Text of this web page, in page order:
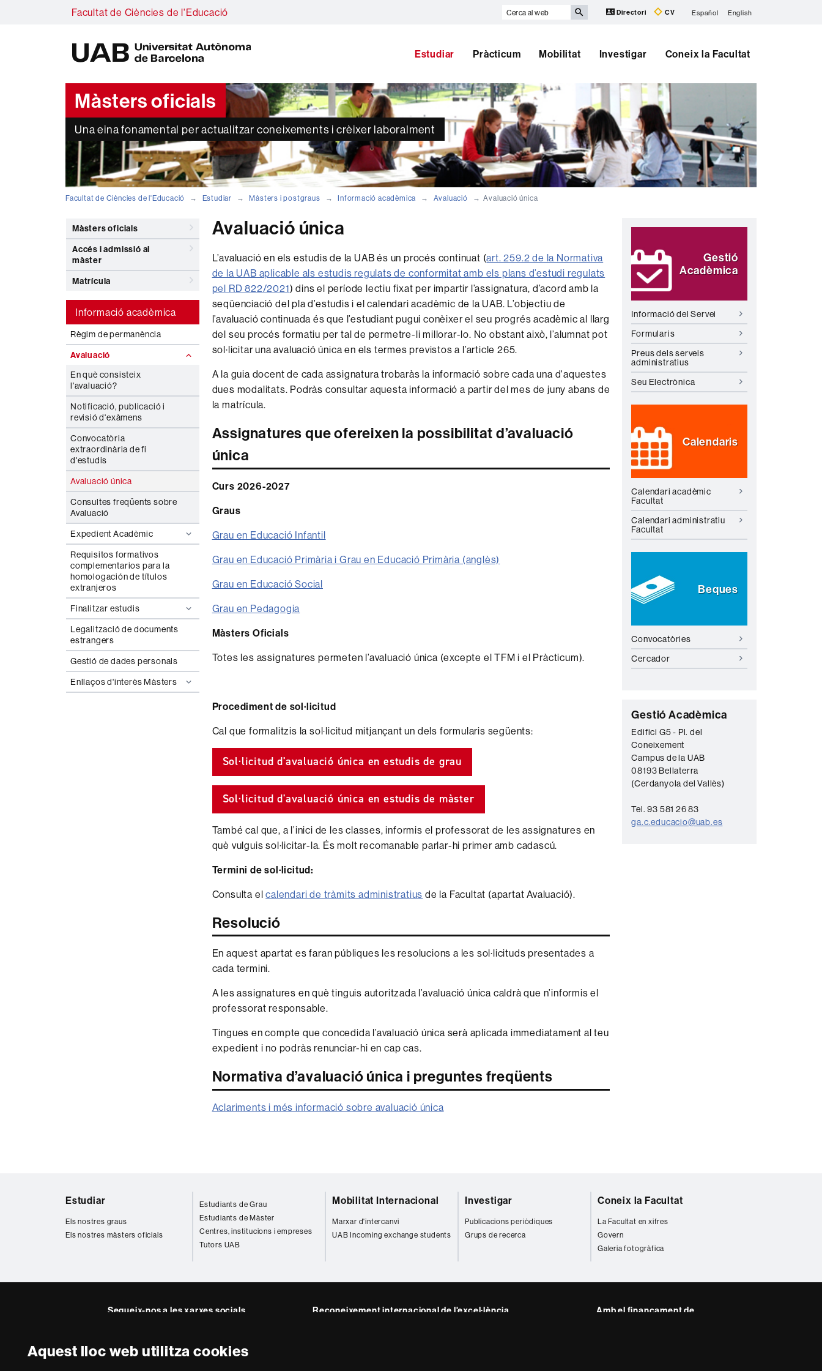
Aquest lloc web utilitza cookies
Facultat de Ciències de l'Educació
Cerca
Directori CV Español English
A
Estudiar Pràcticum Mobilitat Investigar Coneix la Facultat
Màsters oficials
Una eina fonamental per actualitzar coneixements i crèixer laboralment
Facultat de Ciències de l'Educació Estudiar Màsters i postgraus Informació acadèmica Avaluació Avaluació única
Màsters oficials
Accés i admissió al
màster
Matrícula
Informació acadèmica
Règim de permanència
Avaluació
En què consisteix
l'avaluació?
Notificació, publicació i
revisió d'exàmens
Convocatòria
extraordinària de fi
d'estudis
Avaluació única
Consultes freqüents sobre
Avaluació
Expedient Acadèmic
Requisitos formativos
complementarios para la
homologación de títulos
extranjeros
Finalitzar estudis
Legalització de documents
estrangers
Gestió de dades personals
Enllaços d'interès Màsters
Avaluació única
L’avaluació en els estudis de la UAB és un procés continuat (art. 259.2 de la Normativa
de la UAB aplicable als estudis regulats de conformitat amb els plans d’estudi regulats
pel RD 822/2021) dins el període lectiu fixat per impartir l’assignatura, d’acord amb la
seqüenciació del pla d’estudis i el calendari acadèmic de la UAB. L’objectiu de
l’avaluació continuada és que l’estudiant pugui conèixer el seu progrés acadèmic al llarg
del seu procés formatiu per tal de permetre-li millorar-lo. No obstant això, l’alumnat pot
sol·licitar una avaluació única en els termes previstos a l’article 265.
A la guia docent de cada assignatura trobaràs la informació sobre cada una d'aquestes
dues modalitats. Podràs consultar aquesta informació a partir del mes de juny abans de
la matrícula.
Assignatures que ofereixen la possibilitat d’avaluació
única
Curs 2026-2027
Graus
Grau en Educació Infantil
Grau en Educació Primària i Grau en Educació Primària (anglès)
Grau en Educació Social
Grau en Pedagogia
Màsters Oficials
Totes les assignatures permeten l’avaluació única (excepte el TFM i el Pràcticum).
Procediment de sol·licitud
Cal que formalitzis la sol·licitud mitjançant un dels formularis següents:
Sol·licitud d'avaluació única en estudis de grau
Sol·licitud d'avaluació única en estudis de màster
També cal que, a l’inici de les classes, informis el professorat de les assignatures en
què vulguis sol·licitar-la. És molt recomanable parlar-hi primer amb cadascú.
Termini de sol·licitud:
Consulta elcalendari de tràmits administratius de la Facultat (apartat Avaluació).
Resolució
En aquest apartat es faran públiques les resolucions a les sol·licituds presentades a
cada termini.
A les assignatures en què tinguis autoritzada l’avaluació única caldrà que n’informis el
professorat responsable.
Tingues en compte que concedida l’avaluació única serà aplicada immediatament al teu
expedient i no podràs renunciar-hi en cap cas.
Normativa d’avaluació única i preguntes freqüents
Aclariments i més informació sobre avaluació única
Informació
complementària
Destaquem
Gestió
Acadèmica
Informació del Servei
Formularis
Preus dels serveis
administratius
Seu Electrònica
Calendaris
Calendari acadèmic
Facultat
Calendari administratiu
Facultat
Beques
Convocatòries
Cercador
C
o
n
t
a
c
t
Gestió Acadèmica
Edifici G5 - Pl. del
Coneixement
Campus de la UAB
08193 Bellaterra
(Cerdanyola del Vallès)
Tel. 93 581 26 83
ga.c.educacio@uab.es
Estudiar
Els nostres graus
Els nostres màsters oficials
Estudiants de Grau
Estudiants de Màster
Centres, institucions i empreses
Tutors UAB
Mobilitat Internacional
Marxar d'intercanvi
UAB Incoming exchange students
Investigar
Publicacions periòdiques
Grups de recerca
Coneix la Facultat
La Facultat en xifres
Govern
Galeria fotogràfica
Segueix-nos a les xarxes socials Reconeixement internacional de l'excel·lència Amb el finançament de